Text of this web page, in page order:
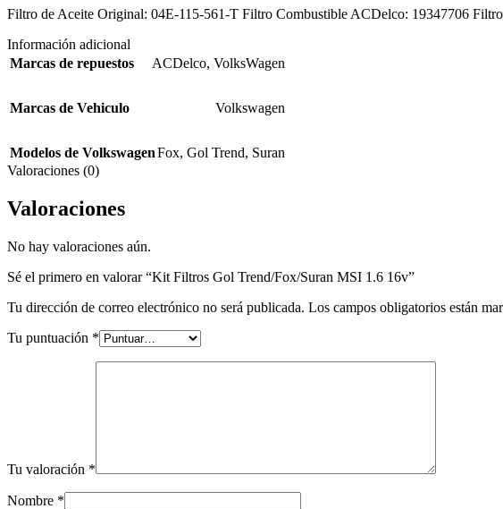
Filtro de Aceite Original: 04E-115-561-T Filtro Combustible ACDelco: 19347706
Información adicional
Marcas de repuestos
ACDelco, VolksWagen
Marcas de Vehiculo Volkswagen
Modelos de VolkswagenFox, Gol Trend, Suran
Valoraciones (0)
Valoraciones
No hay valoraciones aún.
Sé el primero en valorar “Kit Filtros Gol Trend/Fox/Suran MSI 1.6 16v”
Tu dirección de correo electrónico no será publicada. Los campos obligatorios están
Tu puntuación *
Tu valoración *
Nombre *